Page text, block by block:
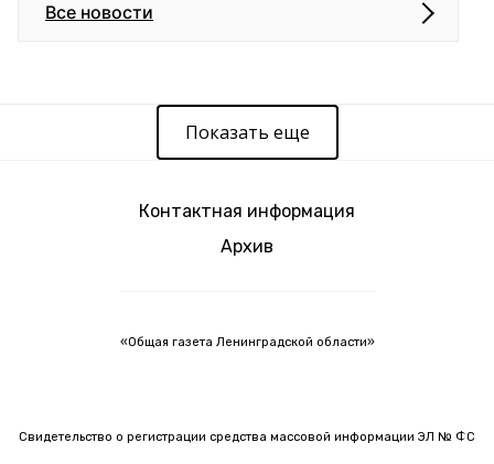
Все новости
Показать еще
Контактная информация
Архив
«Общая газета Ленинградской области»
Свидетельство о регистрации средства массовой информации ЭЛ № ФС